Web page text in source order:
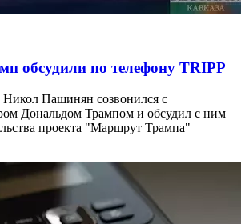
обсудили по телефону TRIPP
Пашинян созвонился с
Дональдом Трампом и обсудил с ним
проекта "Маршрут Трампа"